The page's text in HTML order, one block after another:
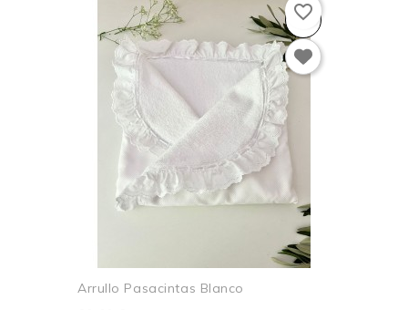
Arrullo Pasacintas Blanco
favorite_border